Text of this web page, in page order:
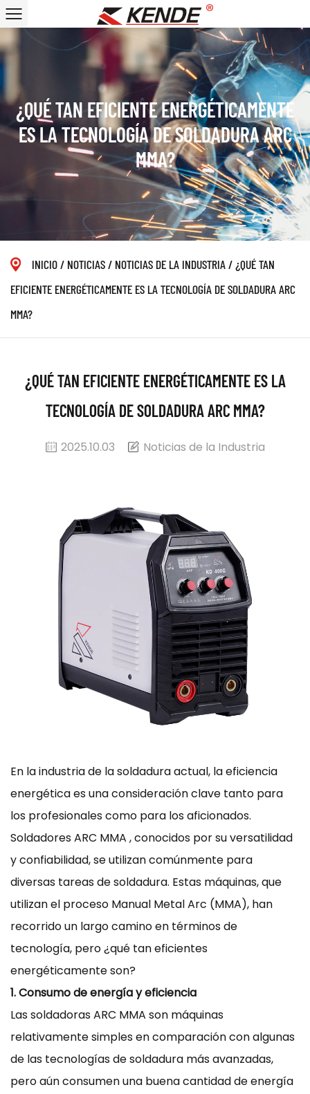
¿QUÉ TAN EFICIENTE ENERGÉTICAMENTE
ES LA TECNOLOGÍA DE SOLDADURA ARC
MMA?
INICIO/ NOTICIAS/ NOTICIAS DE LA INDUSTRIA/¿QUÉ TAN
EFICIENTE ENERGÉTICAMENTE ES LA TECNOLOGÍA DE SOLDADURA ARC
MMA?
¿QUÉ TAN EFICIENTE ENERGÉTICAMENTE ES LA
TECNOLOGÍA DE SOLDADURA ARC MMA?
2025.10.03 Noticias de la Industria
En la industria de la soldadura actual, la eficiencia
energética es una consideración clave tanto para
los profesionales como para los aficionados.
Soldadores ARC MMA , conocidos por su versatilidad
y confiabilidad, se utilizan comúnmente para
diversas tareas de soldadura. Estas máquinas, que
utilizan el proceso Manual Metal Arc (MMA), han
recorrido un largo camino en términos de
tecnología, pero ¿qué tan eficientes
energéticamente son?
1. Consumo de energía y eficiencia
Las soldadoras ARC MMA son máquinas
relativamente simples en comparación con algunas
de las tecnologías de soldadura más avanzadas,
pero aún consumen una buena cantidad de energía